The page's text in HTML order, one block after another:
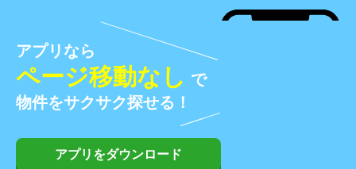
アプリなら
ページ移動なし で
物件をサクサク探せる！
アプリをダウンロード